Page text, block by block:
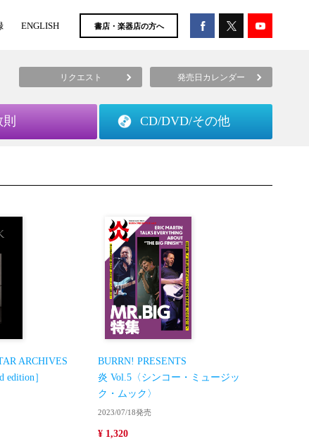
ENGLISH 書店・楽器店の方へ
リクエスト 発売日カレンダー
CD/DVD/その他
ARCHIVES
edition］
BURRN! PRESENTS
炎 Vol.5〈シンコー・ミュージッ
ク・ムック〉
2023/07/18発売
¥ 1,320